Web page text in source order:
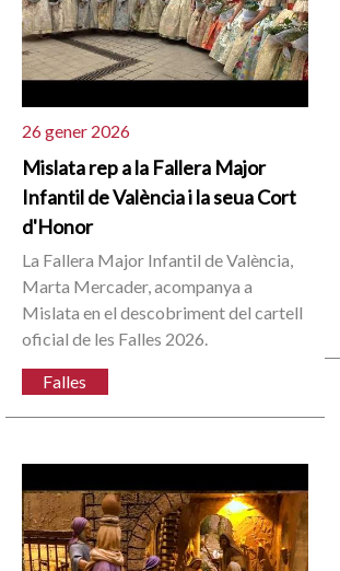
26 gener 2026
Mislata rep a la Fallera Major
Infantil de València i la seua Cort
d'Honor
La Fallera Major Infantil de València,
Marta Mercader, acompanya a
Mislata en el descobriment del cartell
oficial de les Falles 2026.
Falles